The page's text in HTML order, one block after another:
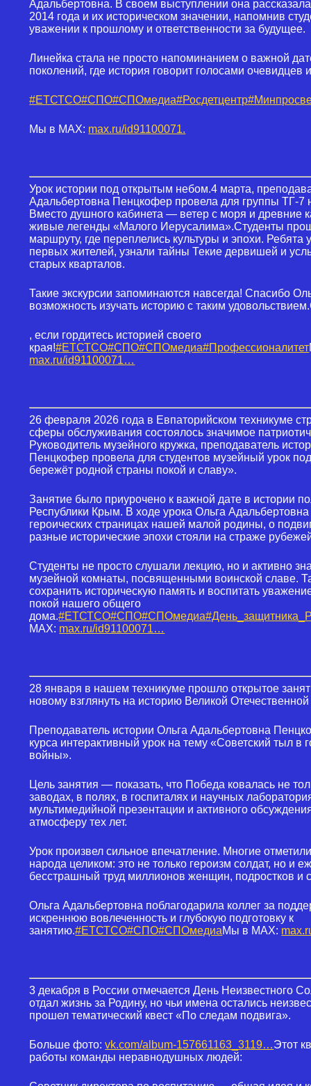
Адальбертовна. В своем выступлении она
2014 года и их историческом значении, напомнив
уважении к прошлому и ответственности за будущее.
Линейка стала не просто напоминанием о важной
поколений, где история говорит голосами очевидцев
#ЕТСТСО#СПО#СПОмедиа#Росдетцентр
Мы в MAX: max.ru/id91100071.
Урок истории под открытым небом.4 марта,
Адальбертовна Пенцкофер провела для группы ТГ-7
Вместо душного кабинета — ветер с моря и древние
живые легенды «Малого Иерусалима».Студенты
маршруту, где переплелись культуры и эпохи. Ребята
первых жителей, узнали тайны Текие дервишей и
старых кварталов.
Такие экскурсии запоминаются навсегда! Спасибо
возможность изучать историю с таким
, если гордитесь историей своего
края!#ЕТСТСО#СПО#СПОмедиа#Профессионалитет
max.ru/id91100071…
26 февраля 2026 года в Евпаторийском техникуме
сферы обслуживания состоялось значимое
Руководитель музейного кружка, преподаватель
Пенцкофер провела для студентов музейный урок
бережёт родной страны покой и славу».
Занятие было приурочено к важной дате в истории
Республики Крым. В ходе урока Ольга
героических страницах нашей малой родины, о
разные исторические эпохи стояли на страже
Студенты не просто слушали лекцию, но и активно
музейной комнаты, посвященными воинской славе.
сохранить историческую память и воспитать
покой нашего общего
дома.#ЕТСТСО#СПО#СПОмедиа
MAX: max.ru/id91100071…
28 января в нашем техникуме прошло открытое
новому взглянуть на историю Великой
Преподаватель истории Ольга Адальбертовна
курса интерактивный урок на тему «Советский тыл в
войны».
Цель занятия — показать, что Победа ковалась не
заводах, в полях, в госпиталях и научных
мультимедийной презентации и активного
атмосферу тех лет.
Урок произвел сильное впечатление. Многие
народа целиком: это не только героизм солдат, но и
бесстрашный труд миллионов женщин, подростков и
Ольга Адальбертовна поблагодарила коллег за
искреннюю вовлеченность и глубокую подготовку к
занятию.#ЕТСТСО#СПО#СПОмедиаМы в MAX:
3 декабря в России отмечается День Неизвестного
отдал жизнь за Родину, но чьи имена остались
прошел тематический квест «По следам подвига».
Больше фото:vk.com/album-157661163_3119…Этот
работы команды неравнодушных людей: